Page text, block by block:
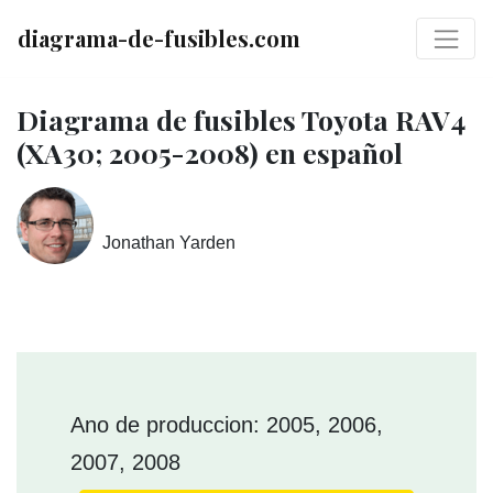
diagrama-de-fusibles.com
Diagrama de fusibles Toyota RAV4
(XA30; 2005-2008) en español
Jonathan Yarden
Ano de produccion: 2005, 2006,
2007, 2008